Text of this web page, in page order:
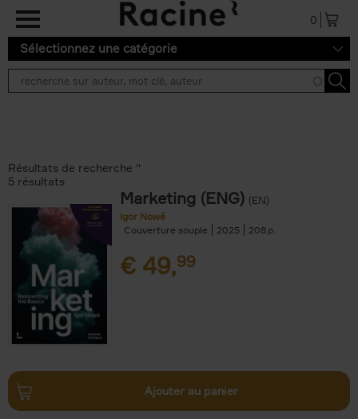
Aller au contenu principal
0
Sélectionnez une catégorie
Résultats de recherche ''
5 résultats
Marketing (ENG) (EN)
Igor Nowé
Couverture souple
2025 208
€ 49,99
Ajouter au panier